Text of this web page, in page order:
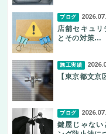
ブログ
店舗セキュ
とその対策…
施工実績
【東京都文
ブログ
鍵屋じゃない